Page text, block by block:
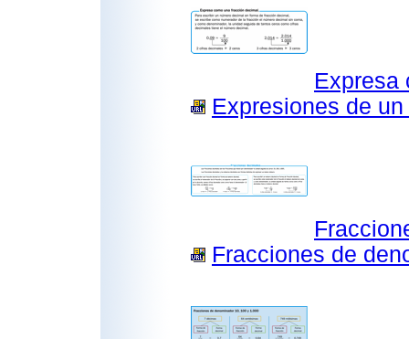
Expresa
Expresiones de
Fracciones de